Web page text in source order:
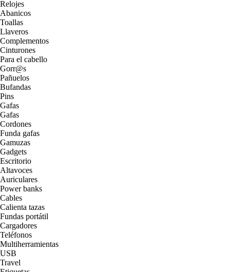
Relojes
Abanicos
Toallas
Llaveros
Complementos
Cinturones
Para el cabello
Gorr@s
Pañuelos
Bufandas
Pins
Gafas
Gafas
Cordones
Funda gafas
Gamuzas
Gadgets
Escritorio
Altavoces
Auriculares
Power banks
Cables
Calienta tazas
Fundas portátil
Cargadores
Teléfonos
Multiherramientas
USB
Travel